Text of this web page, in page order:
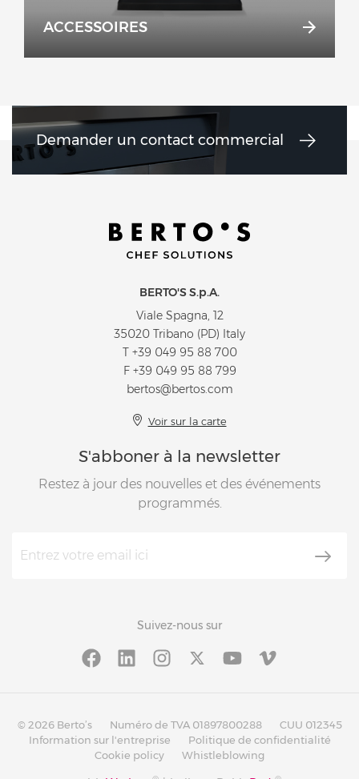
ACCESSOIRES
Demander un contact commercial
BERTO'S S.p.A.
Viale Spagna, 12
35020 Tribano (PD) Italy
T +39 049 95 88 700
F +39 049 95 88 799
bertos@bertos.com
Voir sur la carte
S'abboner à la newsletter
Restez à jour des nouvelles et des événements
programmés.
Suivez-nous sur
© 2026 Berto’s Numéro de TVA 01897800288
CUU 012345
Information sur l'entreprise
Politique de confidentialité
Cookie policy
Whistleblowing